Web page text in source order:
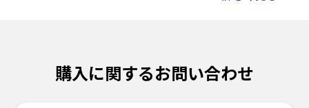
購入に関するお問い合わせ